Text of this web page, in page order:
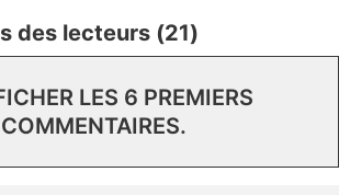
des lecteurs (21)
LES 6 PREMIERS
COMMENTAIRES.